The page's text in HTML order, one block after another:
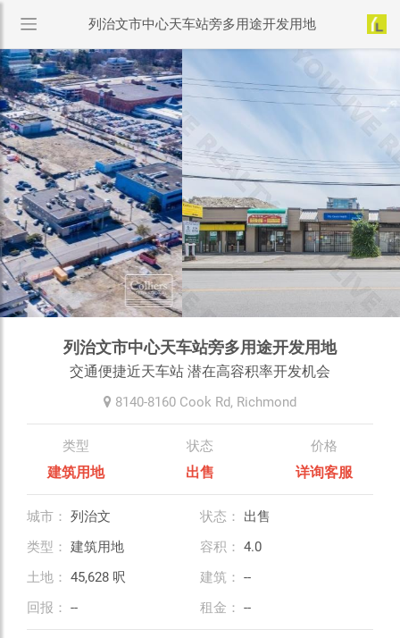
列治文市中心天车站旁多用途开发用地
列治文市中心天车站旁多用途开发用地
交通便捷近天车站 潜在高容积率开发机会
8140-8160 Cook Rd, Richmond
类型
建筑用地
状态
出售
价格
详询客服
城市： 列治文 状态：
出售
类型： 建筑用地 容积： 4.0
土地： 45,628 呎 建筑： --
回报： -- 租金： --